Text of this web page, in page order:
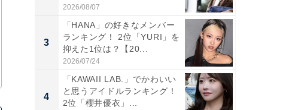
2026/08/07
3
「HANA」の好きなメンバー
ランキング！ 2位「YURI」を
抑えた1位は？【20...
2026/07/24
4
「KAWAII LAB.」でかわいい
と思うアイドルランキング！
2位「櫻井優衣」...